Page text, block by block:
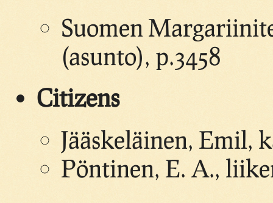
Suomen
(asunto), p.3458
Citizens
Jääskeläinen, Emil,
Pöntinen, E. A.,